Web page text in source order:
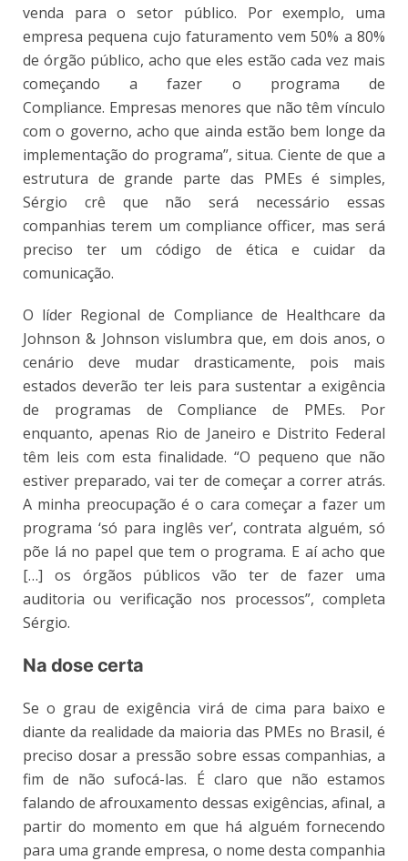
venda para o setor público. Por exemplo, uma
empresa pequena cujo faturamento vem 50% a 80%
de órgão público, acho que eles estão cada vez mais
começando a fazer o programa de
Compliance. Empresas menores que não têm vínculo
com o governo, acho que ainda estão bem longe da
implementação do programa”, situa. Ciente de que a
estrutura de grande parte das PMEs é simples,
Sérgio crê que não será necessário essas
companhias terem um compliance officer, mas será
preciso ter um código de ética e cuidar da
comunicação.
O líder Regional de Compliance de Healthcare da
Johnson & Johnson vislumbra que, em dois anos, o
cenário deve mudar drasticamente, pois mais
estados deverão ter leis para sustentar a exigência
de programas de Compliance de PMEs. Por
enquanto, apenas Rio de Janeiro e Distrito Federal
têm leis com esta finalidade. “O pequeno que não
estiver preparado, vai ter de começar a correr atrás.
A minha preocupação é o cara começar a fazer um
programa ‘só para inglês ver’, contrata alguém, só
põe lá no papel que tem o programa. E aí acho que
[…] os órgãos públicos vão ter de fazer uma
auditoria ou verificação nos processos”, completa
Sérgio.
Na dose certa
Se o grau de exigência virá de cima para baixo e
diante da realidade da maioria das PMEs no Brasil, é
preciso dosar a pressão sobre essas companhias, a
fim de não sufocá-las. É claro que não estamos
falando de afrouxamento dessas exigências, afinal, a
partir do momento em que há alguém fornecendo
para uma grande empresa, o nome desta companhia